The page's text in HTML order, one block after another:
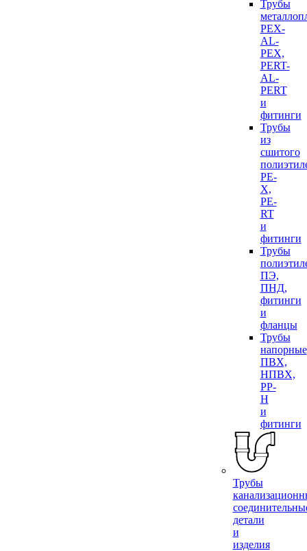
Трубы
PEX-
AL-
PEX,
PERT-
AL-
PERT
и
фитинги
Трубы
из
сшитого
PE-
X,
PE-
RT
и
фитинги
Трубы
ПЭ,
ПНД,
фитинги
и
фланцы
Трубы
напорные
ПВХ,
НПВХ,
PP-
H
и
фитинги
Трубы
детали
и
изделия